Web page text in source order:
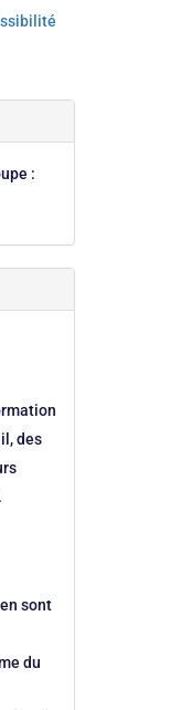
:
des
sont
du